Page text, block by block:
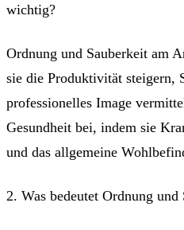
wichtig?
Ordnung und Sauberkeit am
sie die Produktivität steigern,
professionelles Image
Gesundheit bei, indem sie
und das allgemeine
2. Was bedeutet Ordnung und